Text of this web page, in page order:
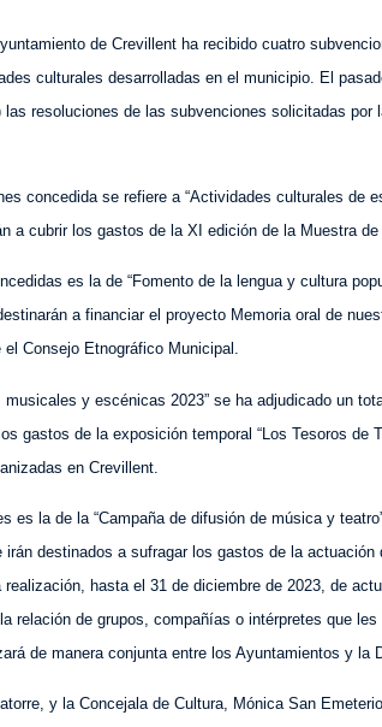
de Crevillent ha recibido cuatro
culturales desarrolladas en el municipio. El
resoluciones de las subvenciones solicitadas por
concedida se refiere a “Actividades culturales de
a cubrir los gastos de la XI edición de la Muestra de
es la de “Fomento de la lengua y cultura
a financiar el proyecto Memoria oral de
Consejo Etnográfico Municipal.
musicales y escénicas 2023” se ha adjudicado un
gastos de la exposición temporal “Los Tesoros de
en Crevillent.
es la de la “Campaña de difusión de música y
irán destinados a sufragar los gastos de la
hasta el 31 de diciembre de 2023, de
relación de grupos, compañías o intérpretes que
de manera conjunta entre los Ayuntamientos y la
y la Concejala de Cultura, Mónica San